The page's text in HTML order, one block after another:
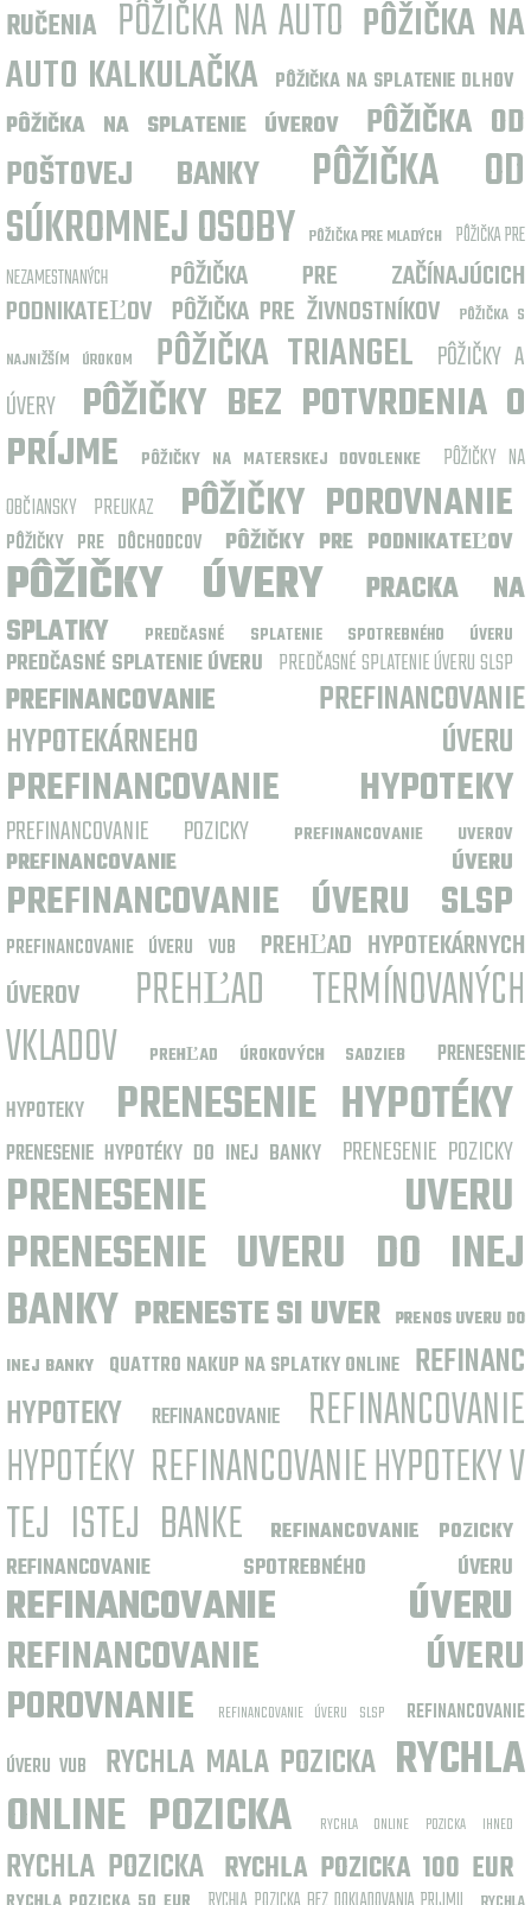
RUČENIA PÔŽIČKA NA AUTO PÔŽIČKA NA
AUTO KALKULAČKA PÔŽIČKA NA SPLATENIE DLHOV
PÔŽIČKA NA SPLATENIE ÚVEROV
PÔŽIČKA OD
POŠTOVEJ BANKY
PÔŽIČKA OD
SÚKROMNEJ OSOBY
PÔŽIČKA PRE MLADÝCH
PÔŽIČKA PRE
NEZAMESTNANÝCH
PÔŽIČKA PRE ZAČÍNAJÚCICH
PODNIKATEĽOV PÔŽIČKA PRE ŽIVNOSTNÍKOV
PÔŽIČKA S
NAJNIŽŠÍM ÚROKOM
PÔŽIČKA TRIANGEL
PÔŽIČKY A
ÚVERY
PÔŽIČKY BEZ POTVRDENIA O
PRÍJME
PÔŽIČKY NA MATERSKEJ DOVOLENKE
PÔŽIČKY NA
OBČIANSKY PREUKAZ
PÔŽIČKY POROVNANIE
PÔŽIČKY PRE DÔCHODCOV PÔŽIČKY PRE PODNIKATEĽOV
PÔŽIČKY ÚVERY
PRACKA NA
SPLATKY
PREDČASNÉ SPLATENIE SPOTREBNÉHO ÚVERU
PREDČASNÉ SPLATENIE ÚVERU PREDČASNÉ SPLATENIE ÚVERU SLSP
PREFINANCOVANIE
PREFINANCOVANIE
HYPOTEKÁRNEHO ÚVERU
PREFINANCOVANIE HYPOTEKY
PREFINANCOVANIE POZICKY PREFINANCOVANIE UVEROV
PREFINANCOVANIE ÚVERU
PREFINANCOVANIE ÚVERU SLSP
PREFINANCOVANIE ÚVERU VUB
PREHĽAD HYPOTEKÁRNYCH
ÚVEROV
PREHĽAD TERMÍNOVANÝCH
VKLADOV
PREHĽAD ÚROKOVÝCH SADZIEB
PRENESENIE
HYPOTEKY
PRENESENIE HYPOTÉKY
PRENESENIE HYPOTÉKY DO INEJ BANKY PRENESENIE POZICKY
PRENESENIE UVERU
PRENESENIE UVERU DO INEJ
BANKY PRENESTE SI UVER
PRENOS UVERU DO
INEJ BANKY
QUATTRO NAKUP NA SPLATKY ONLINE REFINANC
HYPOTEKY
REFINANCOVANIE
REFINANCOVANIE
HYPOTÉKY REFINANCOVANIE HYPOTEKY V
TEJ ISTEJ BANKE
REFINANCOVANIE POZICKY
REFINANCOVANIE SPOTREBNÉHO ÚVERU
REFINANCOVANIE ÚVERU
REFINANCOVANIE ÚVERU
POROVNANIE
REFINANCOVANIE ÚVERU SLSP
REFINANCOVANIE
ÚVERU VUB
RYCHLA MALA POZICKA RYCHLA
ONLINE POZICKA
RYCHLA ONLINE POZICKA IHNED
RYCHLA POZICKA RYCHLA POZICKA 100 EUR